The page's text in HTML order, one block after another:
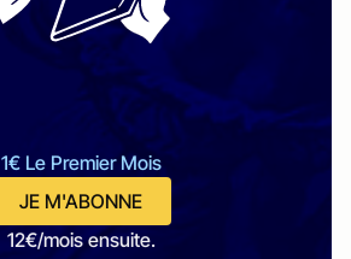
1€ Le Premier Mois
JE M'ABONNE
12€/mois ensuite.